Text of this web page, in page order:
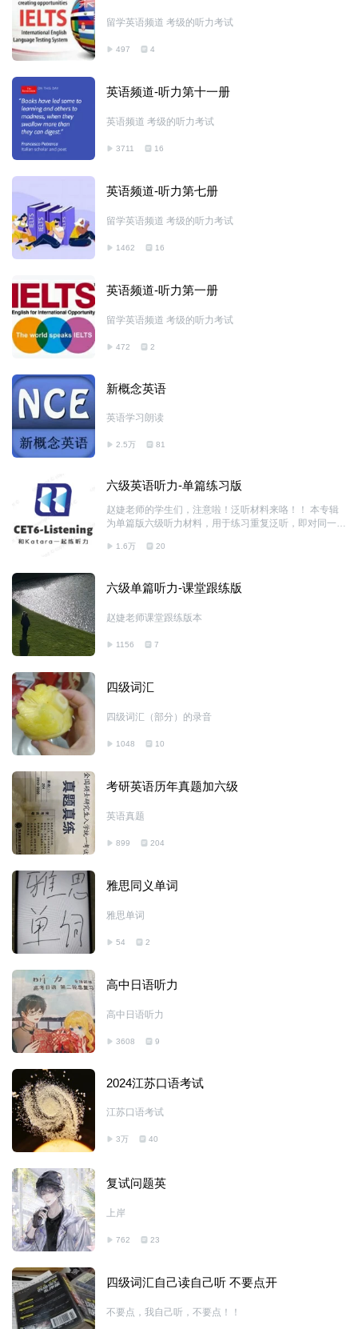
留学英语频道 考级的听力考试
497 4
英语频道-听力第十一册
英语频道 考级的听力考试
3711 16
英语频道-听力第七册
留学英语频道 考级的听力考试
1462 16
英语频道-听力第一册
留学英语频道 考级的听力考试
472 2
新概念英语
英语学习朗读
2.5万 81
六级英语听力-单篇练习版
赵婕老师的学生们，注意啦！泛听材料来咯！！ 本专辑
为单篇版六级听力材料，用于练习重复泛听，即对同一篇
等语言现象。
1.6万 20
六级单篇听力-课堂跟练版
赵婕老师课堂跟练版本
1156 7
四级词汇
四级词汇（部分）的录音
1048 10
考研英语历年真题加六级
英语真题
899 204
雅思同义单词
雅思单词
54 2
高中日语听力
高中日语听力
3608 9
2024江苏口语考试
江苏口语考试
3万 40
复试问题英
上岸
762 23
四级词汇自己读自己听 不要点开
不要点，我自己听，不要点！！